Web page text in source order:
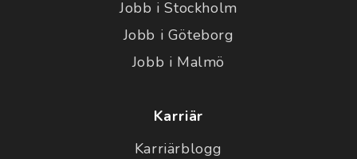
Jobb i Stockholm
Jobb i Göteborg
Jobb i Malmö
Karriär
Karriärblogg